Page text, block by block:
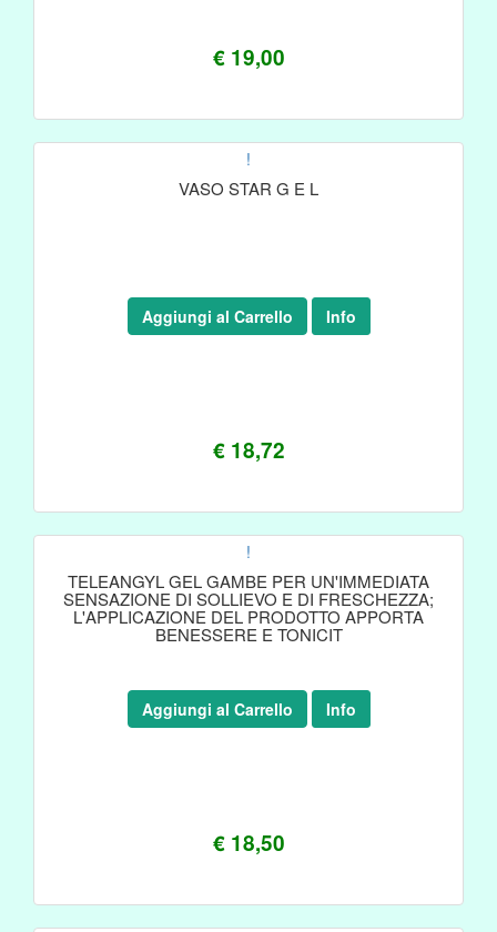
€ 19,00
!
VASO STAR G E L
€ 18,72
Aggiungi al Carrello Info
!
TELEANGYL GEL GAMBE PER UN'IMMEDIATA
SENSAZIONE DI SOLLIEVO E DI FRESCHEZZA;
L'APPLICAZIONE DEL PRODOTTO APPORTA
BENESSERE E TONICIT
€ 18,50
Aggiungi al Carrello Info